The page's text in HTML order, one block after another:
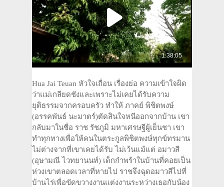
Hua Jai Teuan หัวใจเถื่อน เรื่องย่อ ความเข้าใจผิด
ว่าแม่เกลียดชังและเพราะไม่เคยได้รับความ
ยุติธรรมจากครอบครัว ทำให้ ภาคย์ พิชิตพงษ์
(อรรคพันธ์ นะมาตร์)ตัดสินใจหนีออกจากบ้าน เขา
กลับมาในชื่อ ราช รัชภูมิ มหาเศรษฐีผู้เย็นชา เขา
ทำทุกทางเพื่อให้คนในตระกูลพิชิตพงษ์ทุกข์ทรมาน
ไม่ต่างจากที่เขาเคยได้รับ ไม่เว้นแม้แต่ อมาวสี
(อุษามณี ไวทยานนท์) เด็กกำพร้าในบ้านที่คอยเป็น
ห่วงเขาตลอดเวลาที่หายไป ราชจึงฉุดอมาวสีไปที่
บ้านไร่เพื่อขัดขวางงานแต่งงานระหว่างเธอกับน้อง